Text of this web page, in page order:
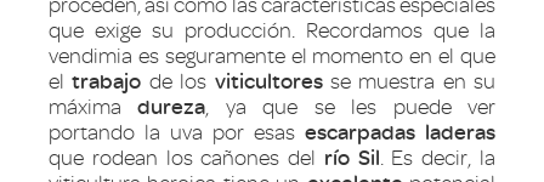
proceden, así como las características especiales
que exige su producción. Recordamos que la
vendimia es seguramente el momento en el que
eltrabajo de los viticultoresse muestra en su
máximadureza, ya que se les puede ver
portando la uva por esas escarpadas laderas
que rodean los cañones del río Sil. Es decir, la